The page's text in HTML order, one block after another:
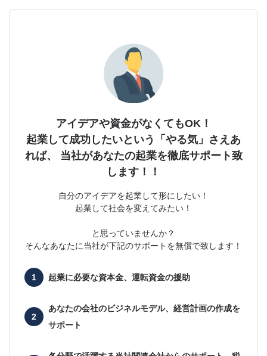
アイデアや資金がなくてもOK！
起業して成功したいという「やる気」さえあ
れば、
当社があなたの起業を徹底サポート致
します！！
自分のアイデアを起業して形にしたい！
起業して社会を変えてみたい！
と思っていませんか？
そんなあなたに当社が下記のサポートを無償で致します！
起業に必要な資本金、運転資金の援助
あなたの会社のビジネルモデル、経営計画の作成を
サポート